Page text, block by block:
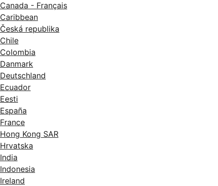
Canada - Français
Caribbean
Česká republika
Chile
Colombia
Danmark
Deutschland
Ecuador
Eesti
España
France
Hong Kong SAR
Hrvatska
India
Indonesia
Ireland